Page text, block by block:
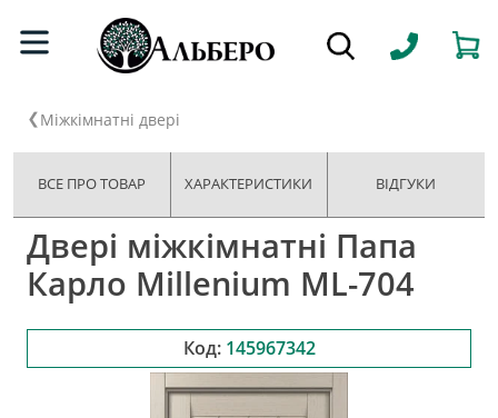
Міжкімнатні двері
ВСЕ ПРО ТОВАР ХАРАКТЕРИСТИКИ ВІДГУКИ
Двері міжкімнатні Папа
Карло Millenium ML-704
Код: 145967342